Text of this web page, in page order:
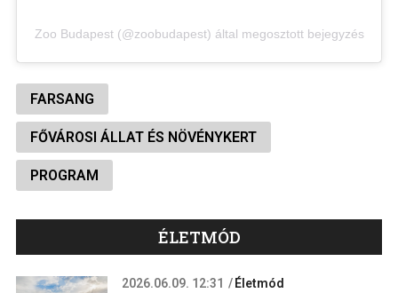
Zoo Budapest (@zoobudapest) által megosztott bejegyzés
FARSANG
FŐVÁROSI ÁLLAT ÉS NÖVÉNYKERT
PROGRAM
ÉLETMÓD
2026.06.09. 12:31 Életmód